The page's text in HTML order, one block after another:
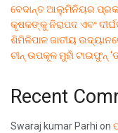
ବେଦାନ୍ତ ଆଲୁମିନିୟର
କୃଷକଙ୍କୁ ନିରାପଦ ଏବଂ
ଶିମିଳିପାଳ ଜାତୀୟ
ଚୀନ୍ ଉପକୂଳ ମୁହାଁ ଟାଇଫୁନ୍
Recent
Swaraj kumar Parhi on